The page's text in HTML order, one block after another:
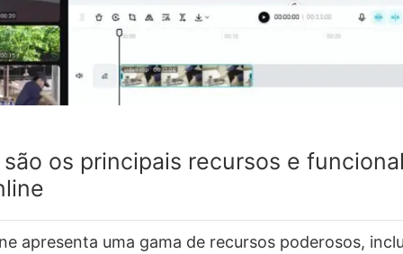
os principais recursos e
apresenta uma gama de recursos poderosos,